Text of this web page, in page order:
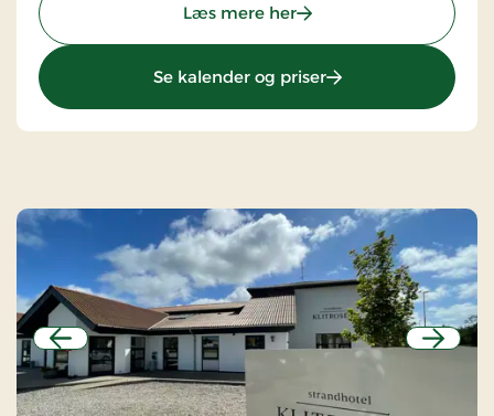
Læs mere her: Montra Odder
Se kalender og priser: Montra Odder
Forrige Næste